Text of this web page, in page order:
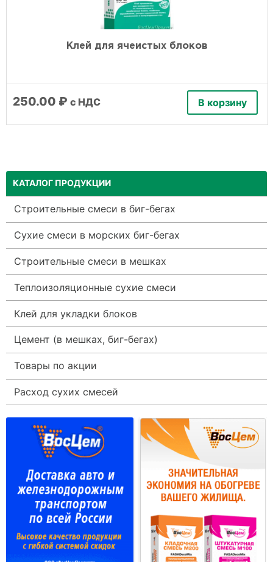
Клей для ячеистых блоков
250.00 ₽ с НДС В корзину
КАТАЛОГ ПРОДУКЦИИ
Строительные смеси в биг-бегах
Сухие смеси в морских биг-бегах
Строительные смеси в мешках
Теплоизоляционные сухие смеси
Клей для укладки блоков
Цемент (в мешках, биг-бегах)
Товары по акции
Расход сухих смесей